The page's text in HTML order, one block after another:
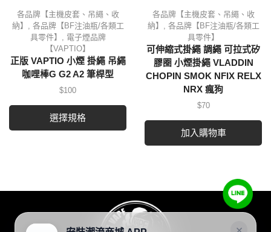
各品牌【主機皮套、吊繩、收
納】 , 各品牌【BF注油瓶/各類工
具零件】 , 電子煙品牌
【VAPTIO】
正版 VAPTIO 小煙 掛繩 吊繩
咖哩棒G G2 A2 筆桿型
$100
選擇規格
各品牌【主機皮套、吊繩、收
納】 , 各品牌【BF注油瓶/各類工
具零件】
可伸縮式掛繩 調繩 可拉式矽
膠圈 小煙掛繩 VLADDIN
CHOPIN SMOK NFIX RELX
NRX 瘋狗
$70
加入購物車